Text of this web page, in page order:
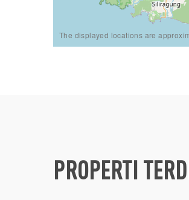
The displayed locations are
PROPERTI